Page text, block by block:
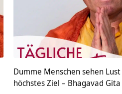
Dumme Menschen sehen
höchstes Ziel – Bhagavad Gita